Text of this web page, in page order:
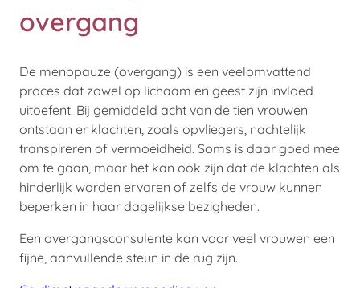
overgang
De menopauze (overgang) is een veelomvattend
proces dat zowel op lichaam en geest zijn invloed
uitoefent. Bij gemiddeld acht van de tien vrouwen
ontstaan er klachten, zoals opvliegers, nachtelijk
transpireren of vermoeidheid. Soms is daar goed mee
om te gaan, maar het kan ook zijn dat de klachten als
hinderlijk worden ervaren of zelfs de vrouw kunnen
beperken in haar dagelijkse bezigheden.
Een overgangsconsulente kan voor veel vrouwen een
fijne, aanvullende steun in de rug zijn.